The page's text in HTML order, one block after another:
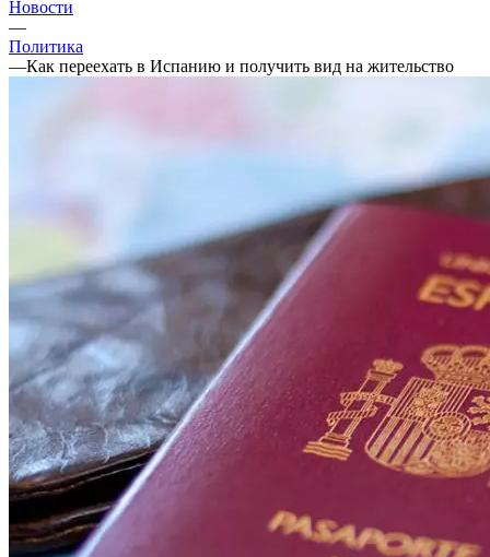
Новости
—
Политика
—Как переехать в Испанию и получить вид на жительство